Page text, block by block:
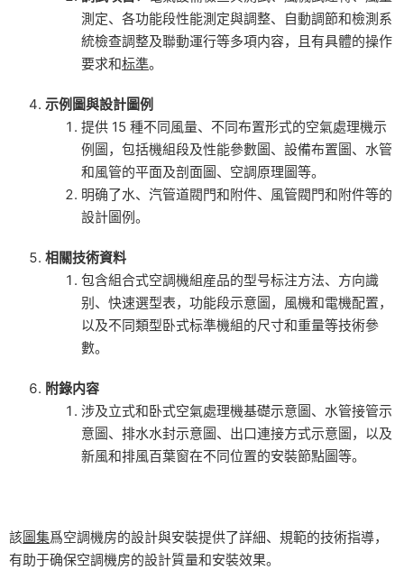
測定、各功能段性能測定與調整、自動調節和檢測系
統檢查調整及聯動運行等多項内容，且有具體的操作
要求和标準。
示例圖與設計圖例
提供 15 種不同風量、不同布置形式的空氣處理機示
例圖，包括機組段及性能參數圖、設備布置圖、水管
和風管的平面及剖面圖、空調原理圖等。
明确了水、汽管道閥門和附件、風管閥門和附件等的
設計圖例。
相關技術資料
包含組合式空調機組産品的型号标注方法、方向識
别、快速選型表，功能段示意圖，風機和電機配置，
以及不同類型卧式标準機組的尺寸和重量等技術參
數。
附錄内容
涉及立式和卧式空氣處理機基礎示意圖、水管接管示
意圖、排水水封示意圖、出口連接方式示意圖，以及
新風和排風百葉窗在不同位置的安裝節點圖等。
該圖集爲空調機房的設計與安裝提供了詳細、規範的技術指導，
有助于确保空調機房的設計質量和安裝效果。